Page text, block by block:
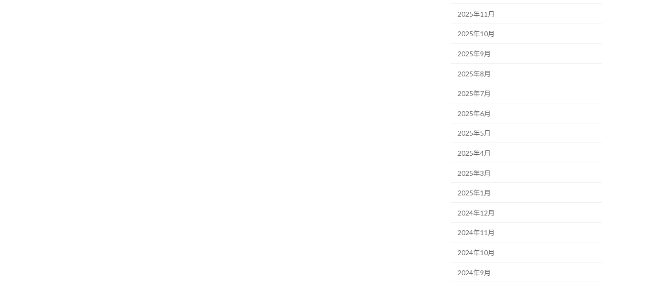
2025年11月
2025年10月
2025年9月
2025年8月
2025年7月
2025年6月
2025年5月
2025年4月
2025年3月
2025年1月
2024年12月
2024年11月
2024年10月
2024年9月